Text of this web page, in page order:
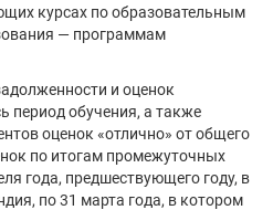
курсах по образовательным
— программам
и оценок
период обучения, а также
оценок «отлично» от общего
по итогам промежуточных
года, предшествующего году, в
по 31 марта года, в котором